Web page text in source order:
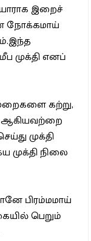
இறைச்
நோக்கமாய்
முக்தி எனப்
கற்று,
ஆகியவற்றை
முக்தி
முக்தி நிலை
பிரம்மமாய்
பெறும்